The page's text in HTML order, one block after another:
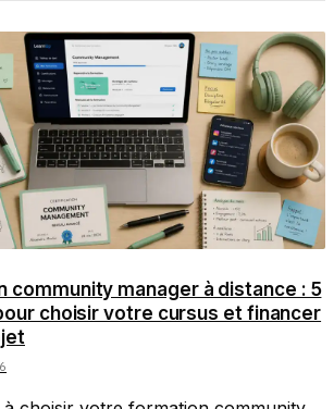
community manager à distance : 5
choisir votre cursus et financer